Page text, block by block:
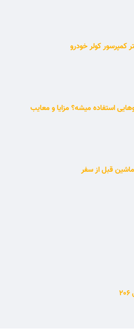
کمپرسور کولر خودرو
استفاده میشه؟ مزایا و معایب
قبل از سفر